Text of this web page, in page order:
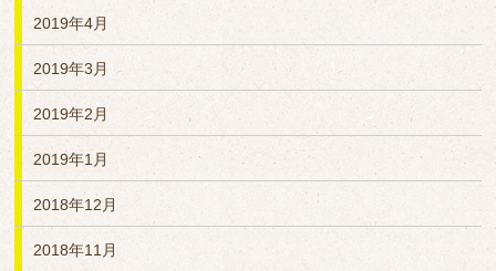
2019年4月
2019年3月
2019年2月
2019年1月
2018年12月
2018年11月